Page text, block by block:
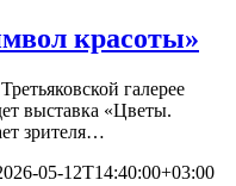
красоты»
галерее
выставка «Цветы.
зрителя…
05-12T14:40:00+03:00